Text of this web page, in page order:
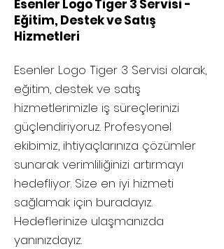
Esenler Logo Tiger 3 Servisi -
Eğitim, Destek ve Satış
Hizmetleri
Esenler Logo Tiger 3 Servisi olarak,
eğitim, destek ve satış
hizmetlerimizle iş süreçlerinizi
güçlendiriyoruz. Profesyonel
ekibimiz, ihtiyaçlarınıza çözümler
sunarak verimliliğinizi artırmayı
hedefliyor. Size en iyi hizmeti
sağlamak için buradayız.
Hedeflerinize ulaşmanızda
yanınızdayız.